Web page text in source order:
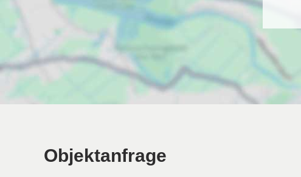
Objektanfrage